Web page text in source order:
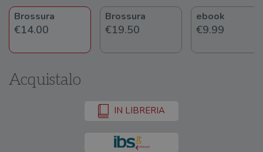
Brossura
€14.00
Brossura
€19.50
ebook
€9.99
Acquistalo
IN LIBRERIA